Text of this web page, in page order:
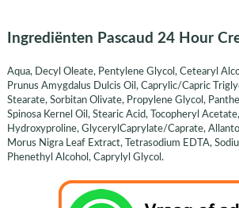
Ingrediënten Pascaud 24 Hour
Aqua, Decyl Oleate, Pentylene Glycol, Cetearyl
Prunus Amygdalus Dulcis Oil, Caprylic/Capric
Stearate, Sorbitan Olivate, Propylene Glycol,
Spinosa Kernel Oil, Stearic Acid, Tocopheryl
Hydroxyproline, GlycerylCaprylate/Caprate,
Morus Nigra Leaf Extract, Tetrasodium EDTA,
Phenethyl Alcohol, Caprylyl Glycol.